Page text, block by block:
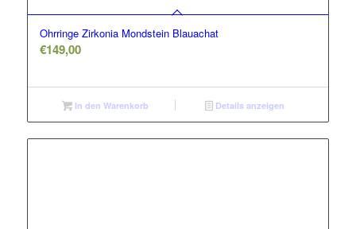
Ohrringe Zirkonia Mondstein Blauachat
€149,00
In den Warenkorb Details anzeigen